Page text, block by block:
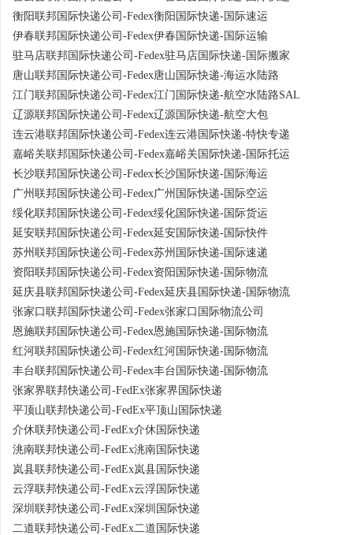
衡阳联邦国际快递公司-Fedex衡阳国际快递-国际速运
伊春联邦国际快递公司-Fedex伊春国际快递-国际运输
驻马店联邦国际快递公司-Fedex驻马店国际快递-国际搬家
唐山联邦国际快递公司-Fedex唐山国际快递-海运水陆路
江门联邦国际快递公司-Fedex江门国际快递-航空水陆路SAL
辽源联邦国际快递公司-Fedex辽源国际快递-航空大包
连云港联邦国际快递公司-Fedex连云港国际快递-特快专递
嘉峪关联邦国际快递公司-Fedex嘉峪关国际快递-国际托运
长沙联邦国际快递公司-Fedex长沙国际快递-国际海运
广州联邦国际快递公司-Fedex广州国际快递-国际空运
绥化联邦国际快递公司-Fedex绥化国际快递-国际货运
延安联邦国际快递公司-Fedex延安国际快递-国际快件
苏州联邦国际快递公司-Fedex苏州国际快递-国际速递
资阳联邦国际快递公司-Fedex资阳国际快递-国际物流
延庆县联邦国际快递公司-Fedex延庆县国际快递-国际物流
张家口联邦国际快递公司-Fedex张家口国际物流公司
恩施联邦国际快递公司-Fedex恩施国际快递-国际物流
红河联邦国际快递公司-Fedex红河国际快递-国际物流
丰台联邦国际快递公司-Fedex丰台国际快递-国际物流
张家界联邦快递公司-FedEx张家界国际快递
平顶山联邦快递公司-FedEx平顶山国际快递
介休联邦快递公司-FedEx介休国际快递
洮南联邦快递公司-FedEx洮南国际快递
岚县联邦快递公司-FedEx岚县国际快递
云浮联邦快递公司-FedEx云浮国际快递
深圳联邦快递公司-FedEx深圳国际快递
二道联邦快递公司-FedEx二道国际快递